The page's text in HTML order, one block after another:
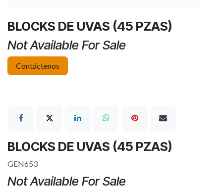
BLOCKS DE UVAS (45 PZAS)
Not Available For Sale
Contáctenos
BLOCKS DE UVAS (45 PZAS)
GEN653
Not Available For Sale